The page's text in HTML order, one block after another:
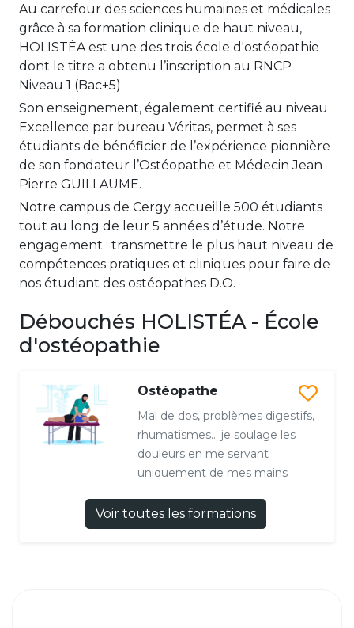
Au carrefour des sciences humaines et médicales
grâce à sa formation clinique de haut niveau,
HOLISTÉA est une des trois école d'ostéopathie
dont le titre a obtenu l’inscription au RNCP
Niveau 1 (Bac+5).
Son enseignement, également certifié au niveau
Excellence par bureau Véritas, permet à ses
étudiants de bénéficier de l’expérience pionnière
de son fondateur l’Ostéopathe et Médecin Jean
Pierre GUILLAUME.
Notre campus de Cergy accueille 500 étudiants
tout au long de leur 5 années d’étude. Notre
engagement : transmettre le plus haut niveau de
compétences pratiques et cliniques pour faire de
nos étudiant des ostéopathes D.O.
Débouchés HOLISTÉA - École
d'ostéopathie
Ostéopathe
Mal de dos, problèmes digestifs,
rhumatismes… je soulage les
douleurs en me servant
uniquement de mes mains
Voir toutes les formations